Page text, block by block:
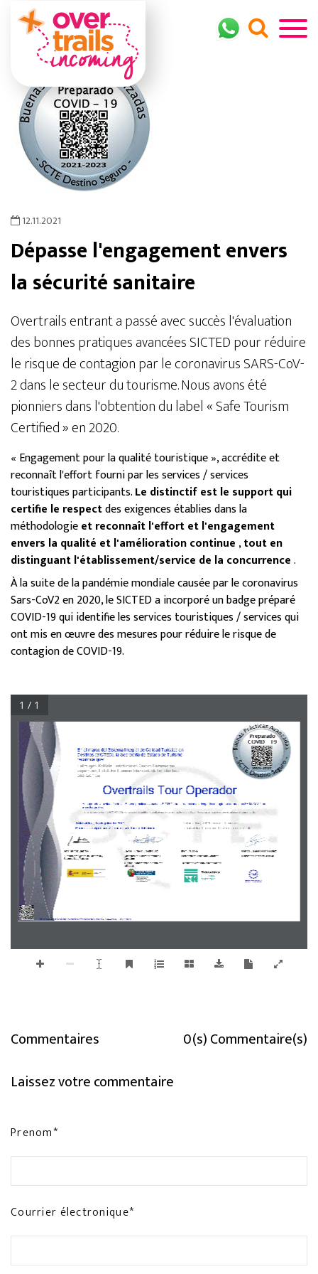
12.11.2021
Dépasse l'engagement envers
la sécurité sanitaire
Overtrails entrant a passé avec succès l'évaluation
des bonnes pratiques avancées SICTED pour réduire
le risque de contagion par le coronavirus SARS-CoV-
2 dans le secteur du tourisme. Nous avons été
pionniers dans l'obtention du label « Safe Tourism
Certified » en 2020.
« Engagement pour la qualité touristique », accrédite et
reconnaît l'effort fourni par les services / services
touristiques participants.Le distinctif est le support qui
certifie le respectdes exigences établies dans la
méthodologieet reconnaît l'effort et l'engagement
envers la qualité et l'amélioration continue ,tout en
distinguant l'établissement/service de la concurrence.
À la suite de la pandémie mondiale causée par le coronavirus
Sars-CoV2 en 2020, le SICTED a incorporé un badge préparé
COVID-19 qui identifie les services touristiques / services qui
ont mis en œuvre des mesures pour réduire le risque de
contagion de COVID-19.
Overtrails Tour Operador
+DVXSHUDGRODHYDOXDFLyQGHODV%XHQDVSUiFWLFDVDYDQ]DGDV6,&7('SDUDODUHGXFFLyQGHOULHVJRGHFRQWDJLRSRUFRURQDYLUXV6$56&R9HQ
HOVHFWRUWXUtVWLFR
Tolosaldea, 07 de julio de 2021
3HULRGRGHYLJHQFLDDxRVGHVGHIHFKDGHO&RPLWp
(QHOPDUFRGHO6LVWHPD,QWHJUDOGH&DOLGDG7XUtVWLFDHQ
'HVWLQRV6,&7('OD6HFUHWDUtDGH(VWDGRGH7XULVPR
reconoce que:
Helmugen Kalitate Turistikoaren Osoko-Sistemaren
esparruan, Estatuko Turismo Idazkaritzak honako hau
onartzen du:
Turismo sektorean SARS-CoV-2 koronabirusagatiko kutsatze-arriskua murrizteko SICTED Praktika on aurreratuen ebaluazioa gainditu du.
Tolosaldea, 2021eko uztailaren 7an
Indarraldia: bi urtekoa batzordearen datatik
-DYLHU+XUWDGR'RPtQJXH]
Consejero de Turismo, Comercio y
Consumo
Iker Urruzola
Presidente de Tolosaldea Garatzen
Turismo. Merkataritza eta Kontsumo
sailburua
Tolosaldea Garatzeneko lehendakaria
&DUORV'DQLHO&DVDUHV'tD]
Secretario General de la FEMP
$QD0XxR]/ODEUHV
Subdirectora General de Desarrollo y
6RVWHQLELOLGDG7XUtVWLFD
1 / 1
Commentaires
0(s) Commentaire(s)
Laissez votre commentaire
Prenom*
Courrier électronique*